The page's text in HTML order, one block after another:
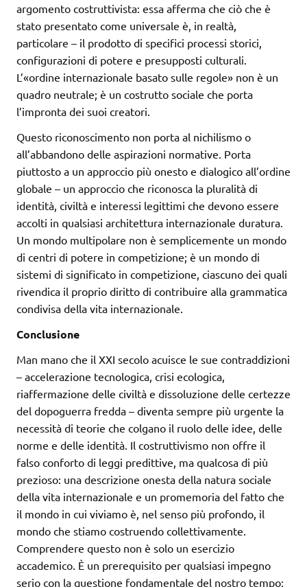
argomento costruttivista: essa afferma che ciò che è
stato presentato come universale è, in realtà,
particolare – il prodotto di specifici processi storici,
configurazioni di potere e presupposti culturali.
L’«ordine internazionale basato sulle regole» non è un
quadro neutrale; è un costrutto sociale che porta
l’impronta dei suoi creatori.
Questo riconoscimento non porta al nichilismo o
all’abbandono delle aspirazioni normative. Porta
piuttosto a un approccio più onesto e dialogico all’ordine
globale – un approccio che riconosca la pluralità di
identità, civiltà e interessi legittimi che devono essere
accolti in qualsiasi architettura internazionale duratura.
Un mondo multipolare non è semplicemente un mondo
di centri di potere in competizione; è un mondo di
sistemi di significato in competizione, ciascuno dei quali
rivendica il proprio diritto di contribuire alla grammatica
condivisa della vita internazionale.
Conclusione
Man mano che il XXI secolo acuisce le sue contraddizioni
– accelerazione tecnologica, crisi ecologica,
riaffermazione delle civiltà e dissoluzione delle certezze
del dopoguerra fredda – diventa sempre più urgente la
necessità di teorie che colgano il ruolo delle idee, delle
norme e delle identità. Il costruttivismo non offre il
falso conforto di leggi predittive, ma qualcosa di più
prezioso: una descrizione onesta della natura sociale
della vita internazionale e un promemoria del fatto che
il mondo in cui viviamo è, nel senso più profondo, il
mondo che stiamo costruendo collettivamente.
Comprendere questo non è solo un esercizio
accademico. È un prerequisito per qualsiasi impegno
serio con la questione fondamentale del nostro tempo: